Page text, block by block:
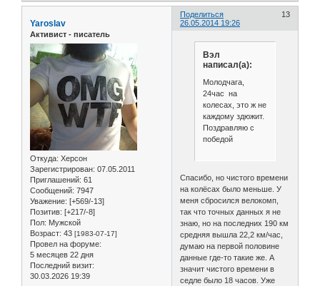
Поделиться
13
26.05.2014 19:26
Yaroslav
Активист - писатель
Откуда: Херсон
Зарегистрирован: 07.05.2011
Приглашений: 61
Сообщений: 7947
Уважение: [+569/-13]
Позитив: [+217/-8]
Пол: Мужской
Возраст: 43 [1983-07-17]
Провел на форуме:
5 месяцев 22 дня
Последний визит:
30.03.2026 19:39
Вэл
написал(а):
Молодчага,
24час на
колесах, это ж не
каждому здюжит.
Поздравляю с
победой
Спасибо, но чистого времени
на колёсах было меньше. У
меня сбросился велокомп,
так что точных данных я не
знаю, но на последних 190 км
средняя вышла 22,2 км/час,
думаю на первой половине
данные где-то такие же. А
значит чистого времени в
седле было 18 часов. Уже